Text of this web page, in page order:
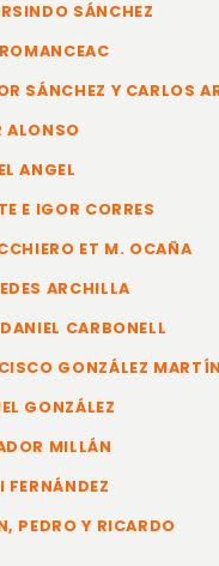
SÁNCHEZ
SÁNCHEZ Y CARLOS
ALONSO
ANGEL
E IGOR CORRES
ET M. OCAÑA
ARCHILLA
CARBONELL
GONZÁLEZ MARTÍN
GONZÁLEZ
MILLÁN
FERNÁNDEZ
PEDRO Y RICARDO